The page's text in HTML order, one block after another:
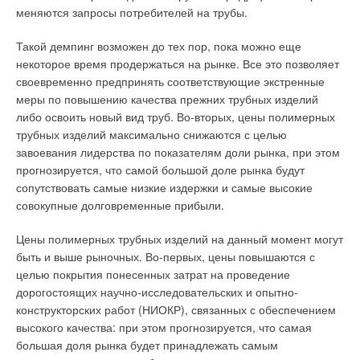
меняются запросы потребителей на трубы.
Такой демпинг возможен до тех пор, пока можно еще
некоторое время продержаться на рынке. Все это позволяет
своевременно предпринять соответствующие экстренные
меры по повышению качества прежних трубных изделий
либо освоить новый вид труб. Во-вторых, цены полимерных
трубных изделий максимально снижаются с целью
завоевания лидерства по показателям доли рынка, при этом
прогнозируется, что самой большой доле рынка будут
сопутствовать самые низкие издержки и самые высокие
совокупные долговременные прибыли.
Цены полимерных трубных изделий на данный момент могут
быть и выше рыночных. Во-первых, цены повышаются с
целью покрытия понесенных затрат на проведение
дорогостоящих научно-исследовательских и опытно-
конструкторских работ (НИОКР), связанных с обеспечением
высокого качества: при этом прогнозируется, что самая
большая доля рынка будет принадлежать самым
эффективность работы предприятия, а также посредством
удобной системы анализа технико-экономических показателей
своевременно выявлять проблемы в его деятельности и
оценивать технический и экономический эффект от
принимаемых управленческих решений. Учет реализуется в
распределительных объектов для каждого из уровней
иерархии, что позволяет анализировать причины
возникновения текущих и исторических значений
производственных показателей.
Система оперативного управления распределительной сетью
— обеспечивает моделирование текущего и прогнозируемого
состояния распределительной сети на базе данных
геоинформационной системы, планирование потребности в
воде, оптимизацию работы насосов, поиск и локализацию
утечек.
обеспечивать выполнение следующих функций:
автоматизированный учет простоев оборудования и
периодов его работы с неполной нагрузкой, включая
идентификацию, классификацию и анализ причин
простоев оборудования и периодов его работы с такой
нагрузкой;
учет производственных показателей — расхода реагентов
Тёплый пол Giacomini — решение в комплекте!
ЖУРНАЛ СОК МАЙ 2026
ЖУРНАЛ СОК СЕНТЯБРЬ 2025
→
Энергосберегающее регулирование приборов
отопления с точки зрения Giacomini
ЖУРНАЛ СОК АПРЕЛЬ 2023
→
Серии клапанов Giacomini для регулирования
отопительных приборов
ЖУРНАЛ СОК ДЕКАБРЬ 2022
→ Серии балансировочных клапанов Giacomini
ЖУРНАЛ СОК АВГУСТ 2022
Уведомления отключены
Комментарии
В этой теме еще нет комментариев
энергоносителя может достичь 60–65 %, поэтому срок
Читайте по теме:
→
Каскадные котельные как решение для
энергоэффективной модернизации старых систем
отопления
ЖУРНАЛ СОК ФЕВРАЛЬ 2026
→
От пола к стене: как компактная альтернатива
напольным котлам экономит пространство и бюджет
ЖУРНАЛ СОК ЯНВАРЬ 2026
→
«Могучий» — новое имя на рынке газового
оборудования
→
Социальная газификация: «Мособлгаз»
догазифицировал 2805 населённых пунктов в МО за
полтора года
ЖУРНАЛ СОК НОЯБРЬ 2022
→ Платить за газ вовремя — удобно!
ЖУРНАЛ СОК СЕНТЯБРЬ 2019